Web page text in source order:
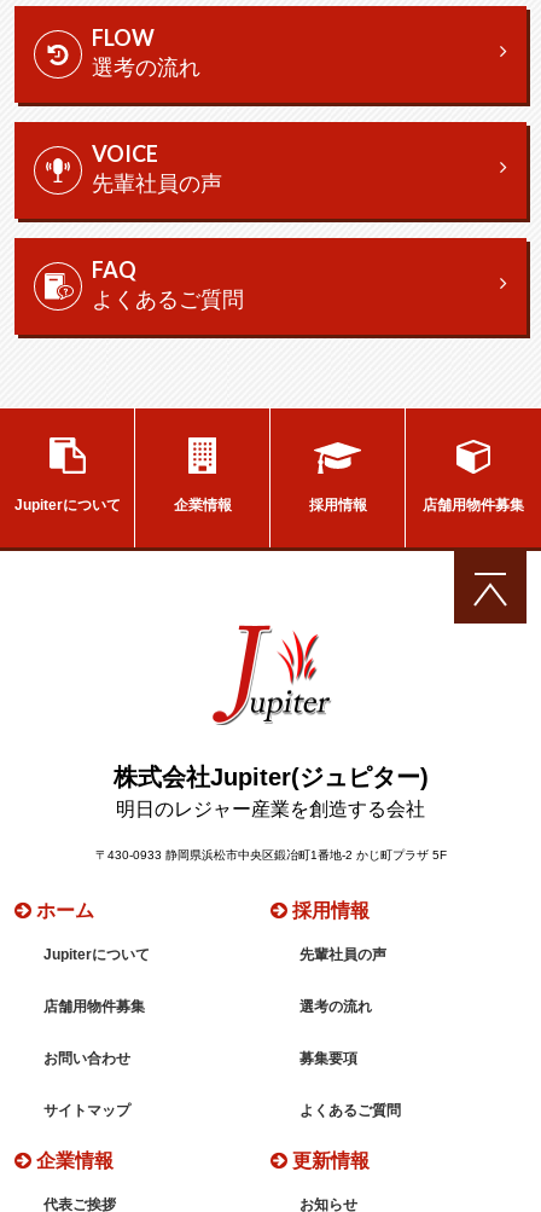
FLOW
選考の流れ
VOICE
先輩社員の声
FAQ
よくあるご質問
Jupiterについて 企業情報 採用情報 店舗用物件募集
株式会社Jupiter(ジュピター)
明日のレジャー産業を創造する会社
〒430-0933 静岡県浜松市中央区鍛冶町1番地-2 かじ町プラザ 5F
ホーム
Jupiterについて
店舗用物件募集
お問い合わせ
サイトマップ
採用情報
先輩社員の声
選考の流れ
募集要項
よくあるご質問
企業情報
代表ご挨拶
更新情報
お知らせ